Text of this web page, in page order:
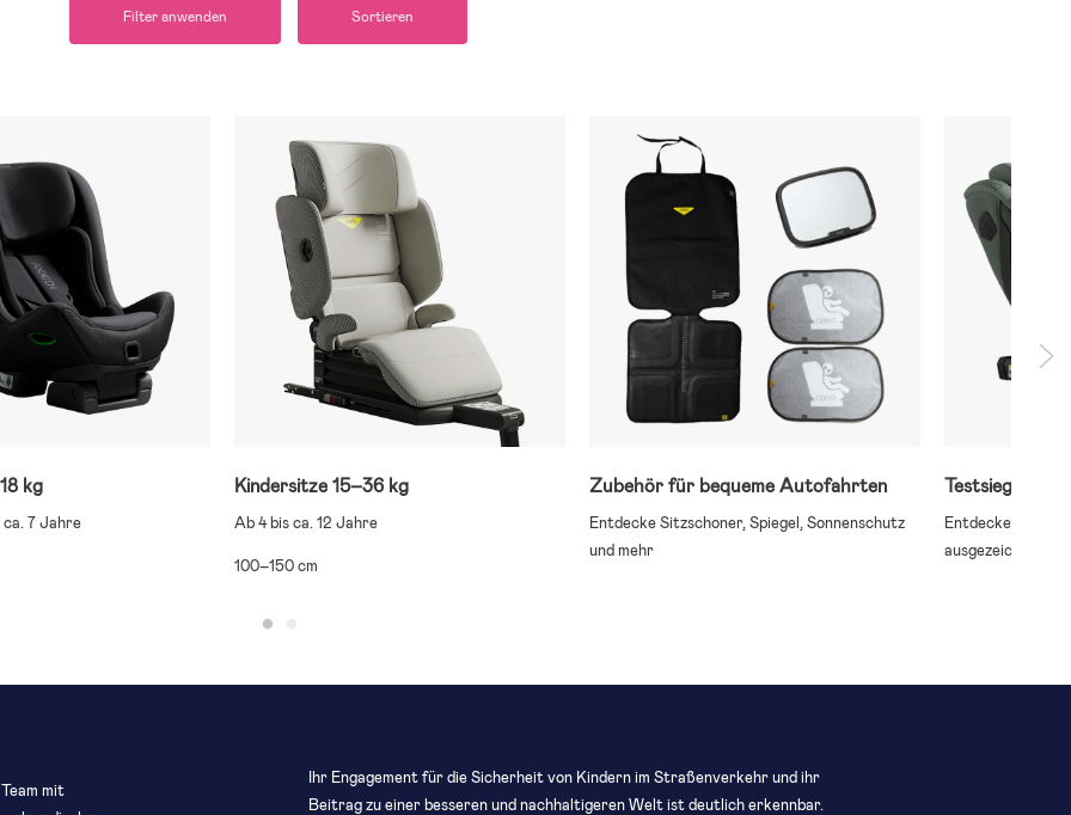
Filter anwenden Sortieren
kg
7 Jahre
Kindersitze 15–36 kg
Ab 4 bis ca. 12 Jahre
100–150 cm
Zubehör für bequeme Autofahrten
Entdecke Sitzschoner, Spiegel, Sonnenschutz
und mehr
Testsieger von
Entdecke
ausgezeichnet
mit
Ihr Engagement für die Sicherheit von Kindern im Straßenverkehr und ihr
Beitrag zu einer besseren und nachhaltigeren Welt ist deutlich erkennbar.